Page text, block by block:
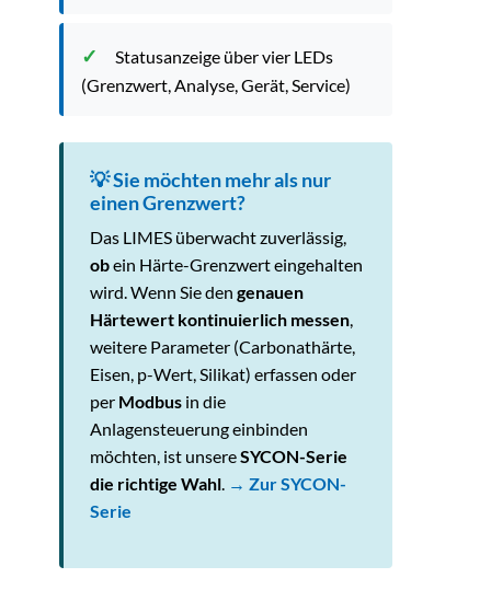
Statusanzeige über vier LEDs
(Grenzwert, Analyse, Gerät, Service)
💡 Sie möchten mehr als nur
einen Grenzwert?
Das LIMES überwacht zuverlässig,
obein Härte-Grenzwert eingehalten
wird. Wenn Sie den genauen
Härtewert kontinuierlich messen,
weitere Parameter (Carbonathärte,
Eisen, p-Wert, Silikat) erfassen oder
per Modbusin die
Anlagensteuerung einbinden
möchten, ist unsereSYCON-Serie
die richtige Wahl. → Zur SYCON-
Serie